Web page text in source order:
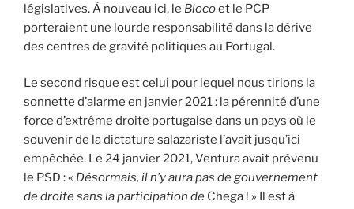
législatives. À nouveau ici, le Blocoet le PCP
porteraient une lourde responsabilité dans la dérive
des centres de gravité politiques au Portugal.
Le second risque est celui pour lequel nous tirions la
sonnette d’alarme en janvier 2021 : la pérennité d’une
force d’extrême droite portugaise dans un pays où le
souvenir de la dictature salazariste l’avait jusqu’ici
empêchée. Le 24 janvier 2021, Ventura avait prévenu
le PSD : « Désormais, il n’y aura pas de gouvernement
de droite sans la participation de Chega ! » Il est à